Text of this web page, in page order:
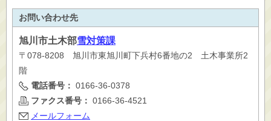
お問い合わせ先
旭川市土木部雪対策課
〒078-8208 旭川市東旭川町下兵村6番地の2 土木事業所2
階
電話番号： 0166-36-0378
ファクス番号： 0166-36-4521
メールフォーム